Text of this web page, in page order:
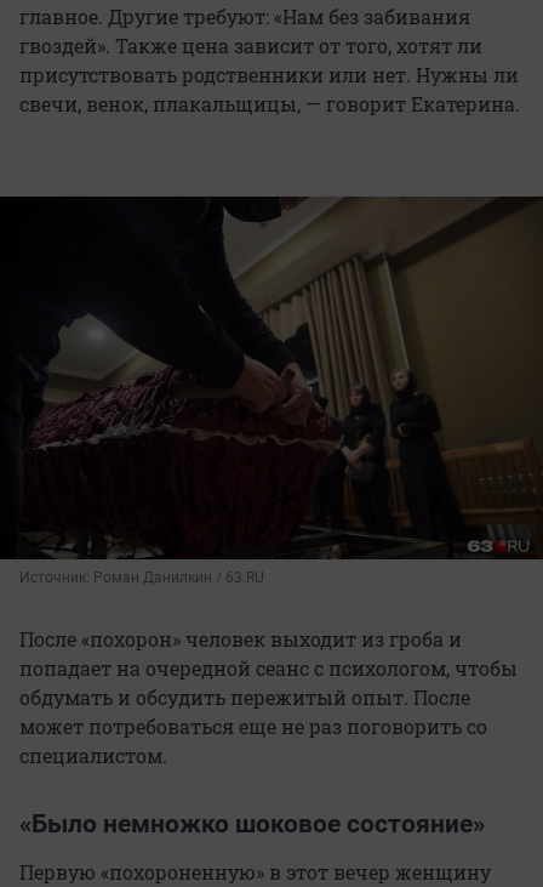
главное. Другие требуют: «Нам без забивания
гвоздей». Также цена зависит от того, хотят ли
присутствовать родственники или нет. Нужны ли
свечи, венок, плакальщицы, — говорит Екатерина.
Источник: Роман Данилкин / 63.RU
После «похорон» человек выходит из гроба и
попадает на очередной сеанс с психологом, чтобы
обдумать и обсудить пережитый опыт. После
может потребоваться еще не раз поговорить со
специалистом.
«Было немножко шоковое состояние»
Первую «похороненную» в этот вечер женщину